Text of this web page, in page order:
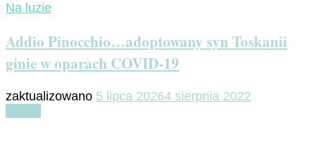
Na luzie
Addio Pinocchio…adoptowany syn Toskanii
ginie w oparach COVID-19
zaktualizowano 5 lipca 20264 sierpnia 2022